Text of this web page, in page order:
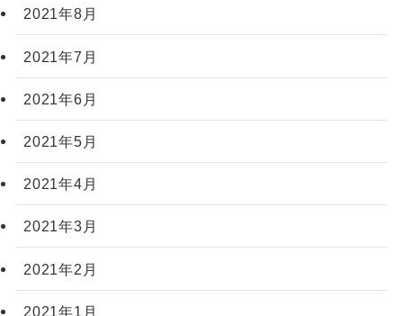
2021年8月
2021年7月
2021年6月
2021年5月
2021年4月
2021年3月
2021年2月
2021年1月